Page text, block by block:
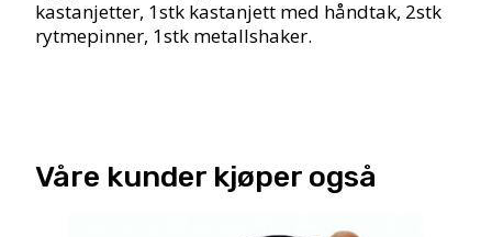
kastanjetter, 1stk kastanjett med håndtak, 2stk
rytmepinner, 1stk metallshaker.
Våre kunder kjøper også